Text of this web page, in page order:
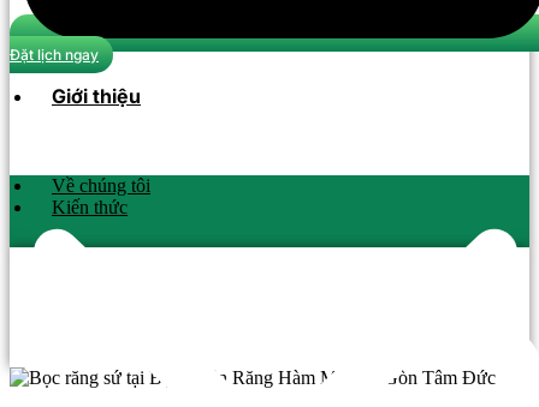
Đặt lịch ngay
Giới thiệu
Về chúng tôi
Kiến thức